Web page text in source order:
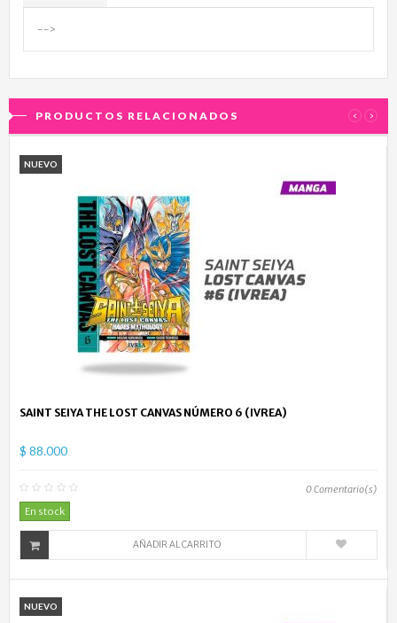
-->
PRODUCTOS RELACIONADOS ‹ ›
NUEVO
SAINT SEIYA THE LOST CANVAS NÚMERO 6 (IVREA)
$ 88.000
0Comentario(s)
En stock
AÑADIR AL CARRITO
NUEVO